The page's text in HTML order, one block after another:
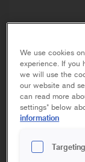
SUPERROLLERS
FILT X 2
We use cookies
experience. If you
we will use the
our website and
can read more
settings" below
information